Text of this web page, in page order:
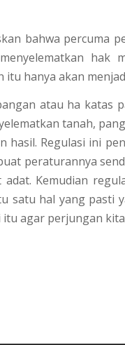
bahwa percuma
hak
itu hanya akan
atau ha katas
tanah,
hasil. Regulasi ini
peraturannya
adat. Kemudian
satu hal yang pasti
agar perjungan